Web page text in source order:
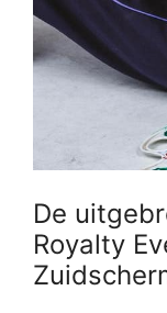
De
Royalty